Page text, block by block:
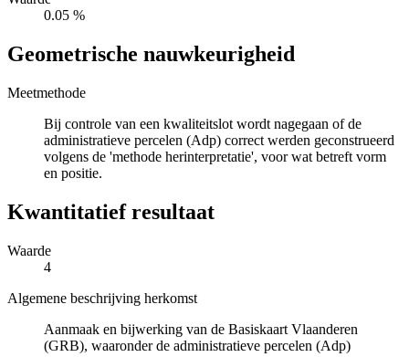
0.05 %
Geometrische nauwkeurigheid
Meetmethode
Bij controle van een kwaliteitslot wordt nagegaan of de
administratieve percelen (Adp) correct werden geconstrueerd
volgens de 'methode herinterpretatie', voor wat betreft vorm
en positie.
Kwantitatief resultaat
Waarde
4
Algemene beschrijving herkomst
Aanmaak en bijwerking van de Basiskaart Vlaanderen
(GRB), waaronder de administratieve percelen (Adp)